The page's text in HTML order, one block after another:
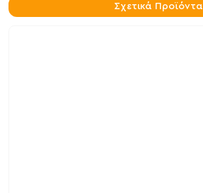
Σχετικά Προϊόντα